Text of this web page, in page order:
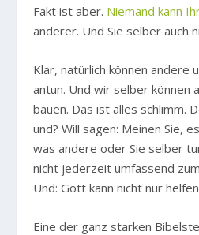
Fakt ist aber. Niemand kann
anderer. Und Sie selber auch
Klar, natürlich können andere
antun. Und wir selber können
bauen. Das ist alles schlimm.
und? Will sagen: Meinen Sie,
was andere oder Sie selber
nicht jederzeit umfassend
Und: Gott kann nicht nur
Eine der ganz starken